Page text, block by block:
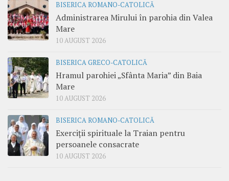
BISERICA ROMANO-CATOLICĂ
Administrarea Mirului în parohia din Valea
Mare
10 AUGUST 2026
BISERICA GRECO-CATOLICĂ
Hramul parohiei „Sfânta Maria” din Baia
Mare
10 AUGUST 2026
BISERICA ROMANO-CATOLICĂ
Exerciții spirituale la Traian pentru
persoanele consacrate
10 AUGUST 2026